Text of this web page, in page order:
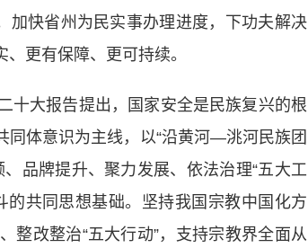
加快省州为民实事办理进度，下功夫解决
更有保障、更可持续。
大报告提出，国家安全是民族复兴的根
同体意识为主线，以“沿黄河—洮河民族团
品牌提升、聚力发展、依法治理“五大工
共同思想基础。坚持我国宗教中国化方
整改整治“五大行动”，支持宗教界全面从